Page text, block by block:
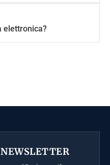
elettronica?